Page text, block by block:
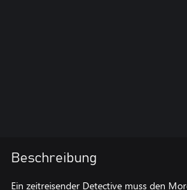
Beschreibung
Ein zeitreisender Detective muss den